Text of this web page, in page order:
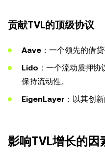
贡献TVL的顶级协议
Aave ：一个领先的借
Lido ：一个流动质押
保持流动性。
EigenLayer ：以其创
影响TVL增长的因